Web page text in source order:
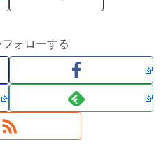
ォローする